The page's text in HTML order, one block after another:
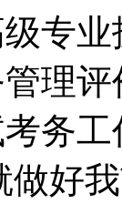
专
管理
务
做好